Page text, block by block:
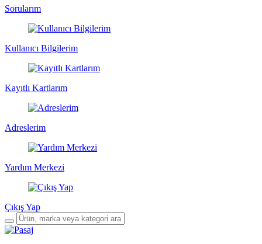
Sorularım
Kullanıcı Bilgilerim
Kayıtlı Kartlarım
Adreslerim
Yardım Merkezi
Çıkış Yap